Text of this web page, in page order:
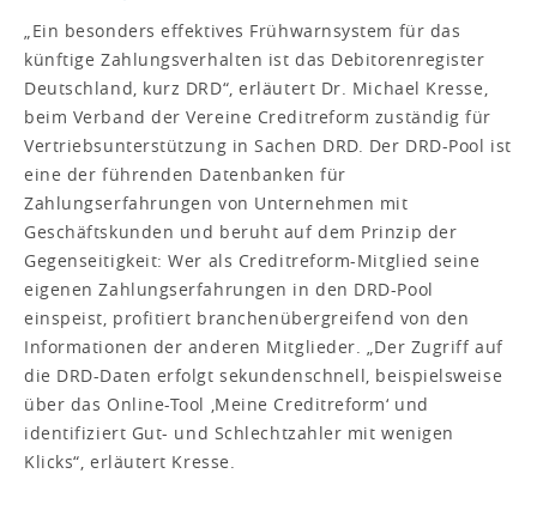
„Ein besonders effektives Frühwarnsystem für das
künftige Zahlungsverhalten ist das Debitorenregister
Deutschland, kurz DRD“, erläutert Dr. Michael Kresse,
beim Verband der Vereine Creditreform zuständig für
Vertriebsunterstützung in Sachen DRD. Der DRD-Pool ist
eine der führenden Datenbanken für
Zahlungserfahrungen von Unternehmen mit
Geschäftskunden und beruht auf dem Prinzip der
Gegenseitigkeit: Wer als Creditreform-Mitglied seine
eigenen Zahlungserfahrungen in den DRD-Pool
einspeist, profitiert branchenübergreifend von den
Informationen der anderen Mitglieder. „Der Zugriff auf
die DRD-Daten erfolgt sekundenschnell, beispielsweise
über das Online-Tool ‚Meine Creditreform‘ und
identifiziert Gut- und Schlechtzahler mit wenigen
Klicks“, erläutert Kresse.